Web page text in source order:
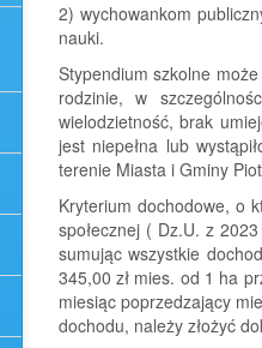
2) wychowankom
nauki.
Stypendium szkolne
rodzinie, w
wielodzietność, brak
jest niepełna lub
terenie Miasta i Gminy
Kryterium dochodowe, o
społecznej ( Dz.U. z
sumując wszystkie
345,00 zł mies. od 1 ha
miesiąc poprzedzający
dochodu, należy złożyć